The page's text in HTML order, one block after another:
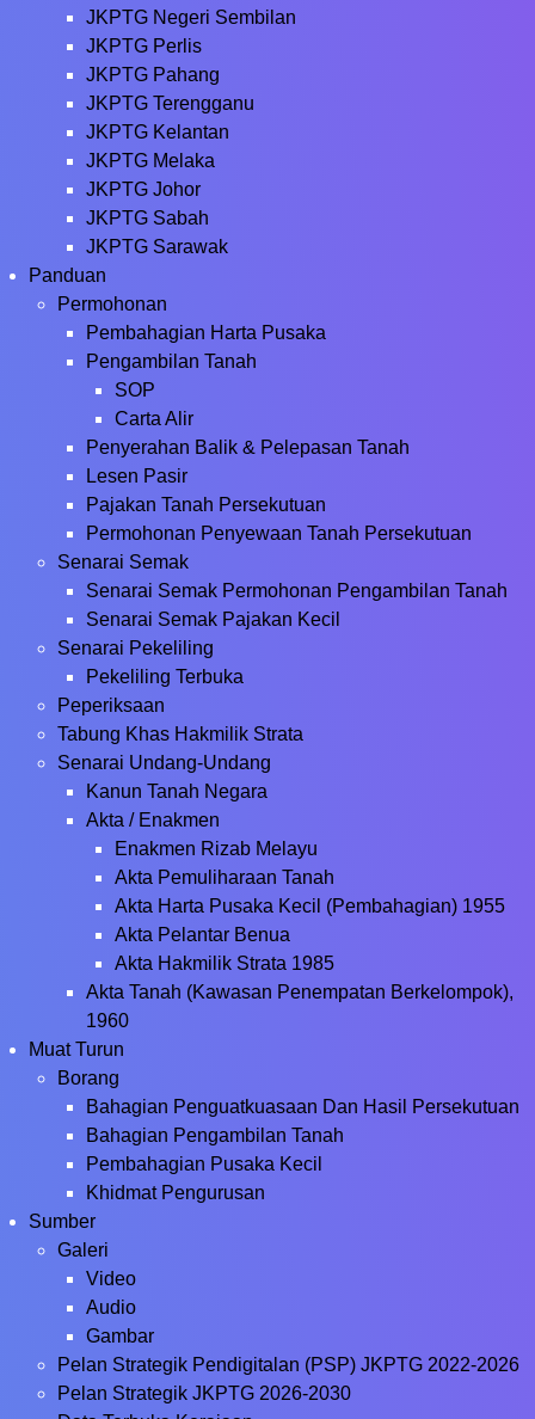
JKPTG Negeri Sembilan
JKPTG Perlis
JKPTG Pahang
JKPTG Terengganu
JKPTG Kelantan
JKPTG Melaka
JKPTG Johor
JKPTG Sabah
JKPTG Sarawak
Panduan
Permohonan
Pembahagian Harta Pusaka
Pengambilan Tanah
SOP
Carta Alir
Penyerahan Balik & Pelepasan Tanah
Lesen Pasir
Pajakan Tanah Persekutuan
Permohonan Penyewaan Tanah Persekutuan
Senarai Semak
Senarai Semak Permohonan Pengambilan Tanah
Senarai Semak Pajakan Kecil
Senarai Pekeliling
Pekeliling Terbuka
Peperiksaan
Tabung Khas Hakmilik Strata
Senarai Undang-Undang
Kanun Tanah Negara
Akta / Enakmen
Enakmen Rizab Melayu
Akta Pemuliharaan Tanah
Akta Harta Pusaka Kecil (Pembahagian) 1955
Akta Pelantar Benua
Akta Hakmilik Strata 1985
Akta Tanah (Kawasan Penempatan Berkelompok),
1960
Muat Turun
Borang
Bahagian Penguatkuasaan Dan Hasil Persekutuan
Bahagian Pengambilan Tanah
Pembahagian Pusaka Kecil
Khidmat Pengurusan
Sumber
Galeri
Video
Audio
Gambar
Pelan Strategik Pendigitalan (PSP) JKPTG 2022-2026
Pelan Strategik JKPTG 2026-2030